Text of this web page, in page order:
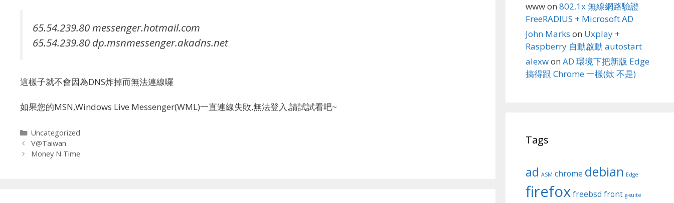
65.54.239.80 messenger.hotmail.com
65.54.239.80 dp.msnmessenger.akadns.net
這樣子就不會因為DNS炸掉而無法連線囉
如果您的MSN,Windows Live Messenger(WML)一直連線失敗,無法登入,請試試看吧~
Categories
Uncategorized
V@Taiwan
Money N Time
wwwon 802.1x 無線網路驗證
FreeRADIUS + Microsoft AD
John Marks on Uxplay +
Raspberry 自動啟動 autostart
alexwon AD 環境下把新版 Edge
搞得跟 Chrome 一樣(欸 不是)
Tags
ad ASM chrome debian Edge
firefoxfreebsd front g-suite